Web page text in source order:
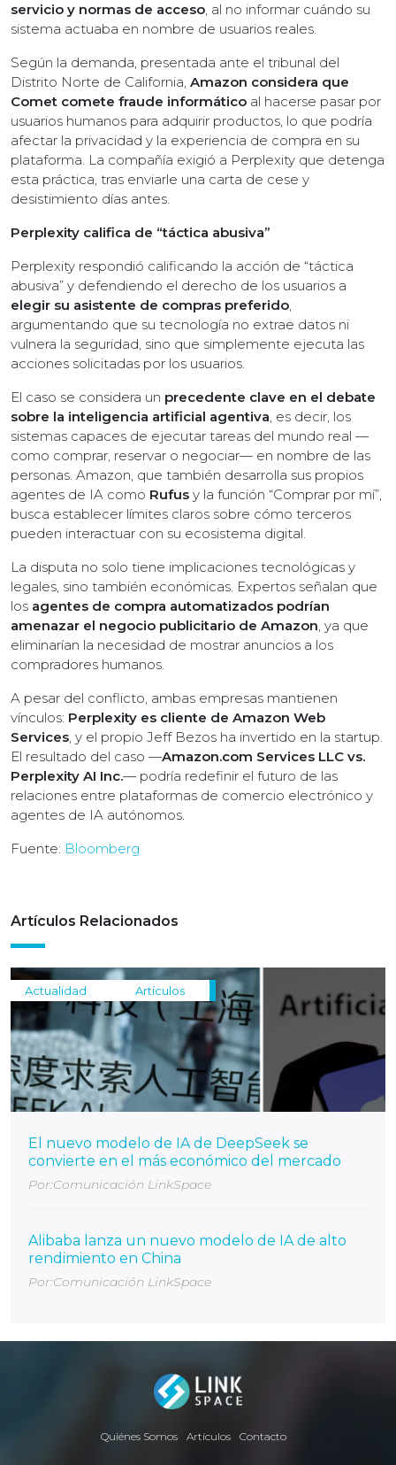
servicio y normas de acceso, al no informar cuándo su
sistema actuaba en nombre de usuarios reales.
Según la demanda, presentada ante el tribunal del
Distrito Norte de California, Amazon considera que
Comet comete fraude informático al hacerse pasar por
usuarios humanos para adquirir productos, lo que podría
afectar la privacidad y la experiencia de compra en su
plataforma. La compañía exigió a Perplexity que detenga
esta práctica, tras enviarle una carta de cese y
desistimiento días antes.
Perplexity califica de “táctica abusiva”
Perplexity respondió calificando la acción de “táctica
abusiva” y defendiendo el derecho de los usuarios a
elegir su asistente de compras preferido,
argumentando que su tecnología no extrae datos ni
vulnera la seguridad, sino que simplemente ejecuta las
acciones solicitadas por los usuarios.
El caso se considera un precedente clave en el debate
sobre la inteligencia artificial agentiva, es decir, los
sistemas capaces de ejecutar tareas del mundo real —
como comprar, reservar o negociar— en nombre de las
personas. Amazon, que también desarrolla sus propios
agentes de IA como Rufus y la función “Comprar por mí”,
busca establecer límites claros sobre cómo terceros
pueden interactuar con su ecosistema digital.
La disputa no solo tiene implicaciones tecnológicas y
legales, sino también económicas. Expertos señalan que
los agentes de compra automatizados podrían
amenazar el negocio publicitario de Amazon, ya que
eliminarían la necesidad de mostrar anuncios a los
compradores humanos.
A pesar del conflicto, ambas empresas mantienen
vínculos: Perplexity es cliente de Amazon Web
Services, y el propio Jeff Bezos ha invertido en la startup.
El resultado del caso —Amazon.com Services LLC vs.
Perplexity AI Inc.— podría redefinir el futuro de las
relaciones entre plataformas de comercio electrónico y
agentes de IA autónomos.
Fuente: Bloomberg
Artículos Relacionados
Actualidad Artículos
El nuevo modelo de IA de DeepSeek se
convierte en el más económico del mercado
Por:Comunicación LinkSpace
Alibaba lanza un nuevo modelo de IA de alto
rendimiento en China
Por:Comunicación LinkSpace
Quiénes Somos Artículos Contacto